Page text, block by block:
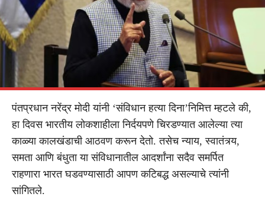
पंतप्रधान नरेंद्र मोदी यांनी ‘संविधान हत्या दिना’निमित्त म्हटले की,
हा दिवस भारतीय लोकशाहीला निर्दयपणे चिरडण्यात आलेल्या त्या
काळ्या कालखंडाची आठवण करून देतो. तसेच न्याय, स्वातंत्र्य,
समता आणि बंधुता या संविधानातील आदर्शांना सदैव समर्पित
राहणारा भारत घडवण्यासाठी आपण कटिबद्ध असल्याचे त्यांनी
सांगितले.